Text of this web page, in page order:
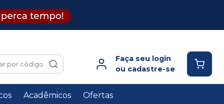
por código
Faça seu login
ou cadastre-se
Acadêmicos Ofertas